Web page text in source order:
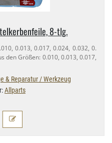
8-​tlg.
0.​013, 0.​017, 0.​024, 0.​032, 0.​
den Größen: 0.​010, 0.​013, 0.​017,
& Reparatur / Werkzeug
Allparts